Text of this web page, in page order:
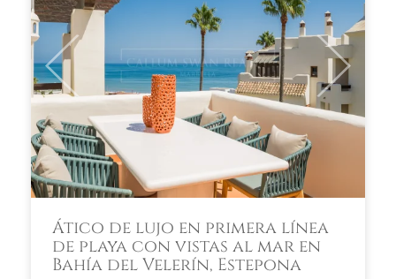
Previous Next
Ático de lujo en primera línea
de playa con vistas al mar en
Bahía del Velerín, Estepona